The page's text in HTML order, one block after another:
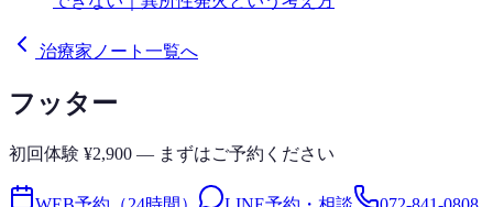
治療家ノート一覧へ
フッター
初回体験 ¥2,900 — まずはご予約ください